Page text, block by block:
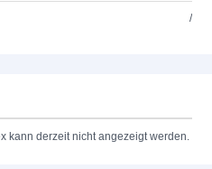
/
kann derzeit nicht angezeigt werden.